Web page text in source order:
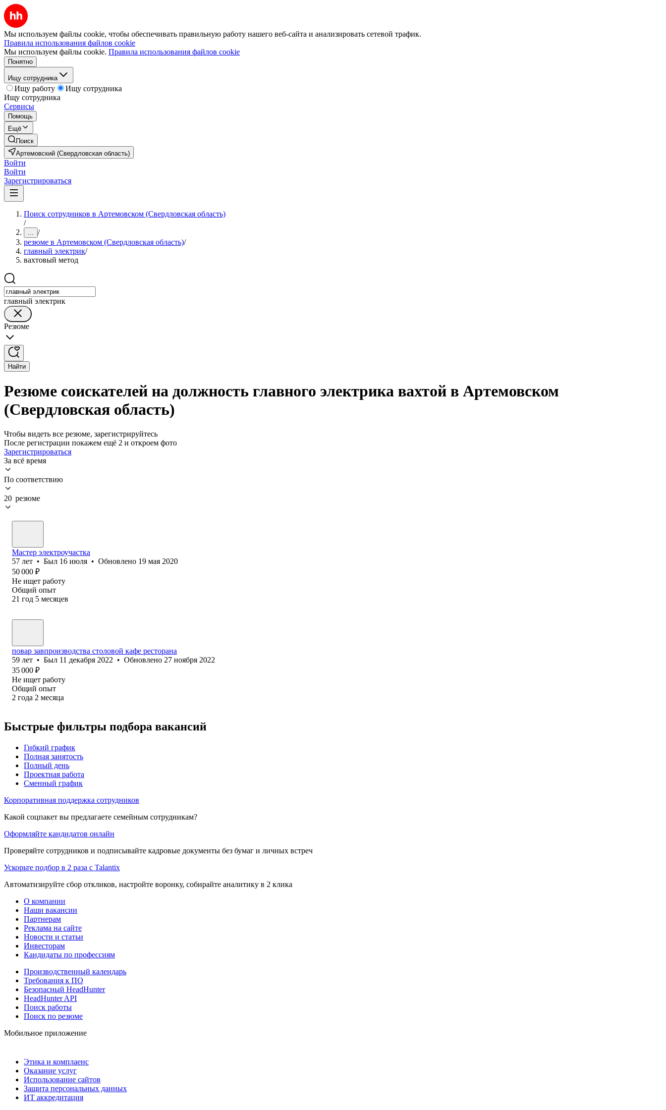
Мы используем файлы cookie, чтобы обеспечивать правильную работу нашего веб-сайта и анализировать сетевой трафик.
Правила использования файлов cookie
Мы используем файлы cookie. Правила использования файлов cookie
Понятно
Ищу сотрудника
Ищу работу
Ищу сотрудника
Ищу сотрудника
Сервисы
Помощь
Ещё
Поиск
Артемовский (Свердловская область)
Войти
Войти
Зарегистрироваться
Поиск сотрудников в Артемовском (Свердловская область)
/
... /
резюме в Артемовском (Свердловская область)/
главный электрик/
вахтовый метод
главный электрик
Резюме
Найти
Резюме соискателей на должность главного электрика вахтой в Артемовском
(Свердловская область)
Чтобы видеть все резюме, зарегистрируйтесь
После регистрации покажем ещё 2 и откроем фото
Зарегистрироваться
За всё время
По соответствию
20 резюме
Мастер электроучастка
57 лет • Был 16 июля • Обновлено 19 мая 2020
50 000 ₽
Не ищет работу
Общий опыт
21 год 5 месяцев
повар завпроизводства столовой кафе ресторана
59 лет • Был 11 декабря 2022 • Обновлено 27 ноября 2022
35 000 ₽
Не ищет работу
Общий опыт
2 года 2 месяца
Быстрые фильтры подбора вакансий
Гибкий график
Полная занятость
Полный день
Проектная работа
Сменный график
Корпоративная поддержка сотрудников
Какой соцпакет вы предлагаете семейным сотрудникам?
Оформляйте кандидатов онлайн
Проверяйте сотрудников и подписывайте кадровые документы без бумаг и личных встреч
Ускорьте подбор в 2 раза с Talantix
Автоматизируйте сбор откликов, настройте воронку, собирайте аналитику в 2 клика
О компании
Наши вакансии
Партнерам
Реклама на сайте
Новости и статьи
Инвесторам
Кандидаты по профессиям
Производственный календарь
Требования к ПО
Безопасный HeadHunter
HeadHunter API
Поиск работы
Поиск по резюме
Мобильное приложение
Этика и комплаенс
Оказание услуг
Использование сайтов
Защита персональных данных
ИТ аккредитация